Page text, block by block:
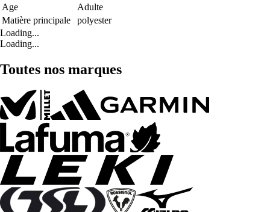
Age
Adulte
Matière principale
polyester
Loading...
Loading...
Toutes nos marques